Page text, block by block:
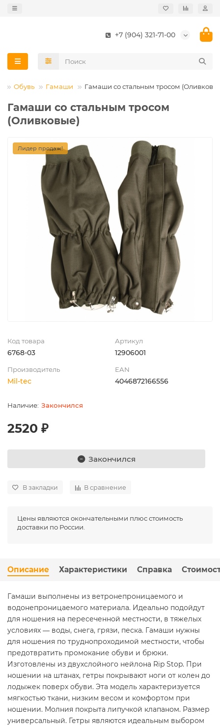
+7 (904) 321-71-00
Обувь Гамаши Гамаши со стальным тросом
Гамаши со стальным тросом
(Оливковые)
Лидер продаж!
Код товара
6768-03
Артикул
12906001
Производитель
Mil-tec
EAN
4046872166556
Закончился
2520 ₽
Закончился
В закладки В сравнение
Цены являются окончательными плюс стоимость
доставки по России.
Описание Характеристики Справка
Гамаши выполнены из ветронепроницаемого и
водонепроницаемого материала. Идеально подойдут
для ношения на пересеченной местности, в тяжелых
условиях ― воды, снега, грязи, песка. Гамаши нужны
для ношения по труднопроходимой местности, чтобы
предотвратить промокание обуви и брюки.
Изготовлены из двухслойного нейлона Rip Stop. При
ношении на штанах, гетры покрывают ноги от колен до
лодыжек поверх обуви. Эта модель характеризуется
мягкостью ткани, низким весом и комфортом при
ношении. Молния покрыта липучкой клапаном. Размер
универсальный. Гетры являются идеальным выбором